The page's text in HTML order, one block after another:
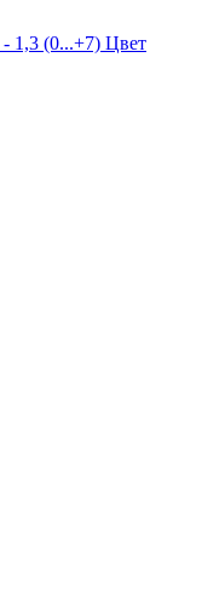
(0...+7) Цвет